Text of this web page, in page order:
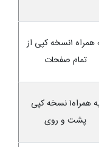
به همراه ۱نسخه کپی از
تمام صفحات
به همراه۱ نسخه کپی
پشت و روی